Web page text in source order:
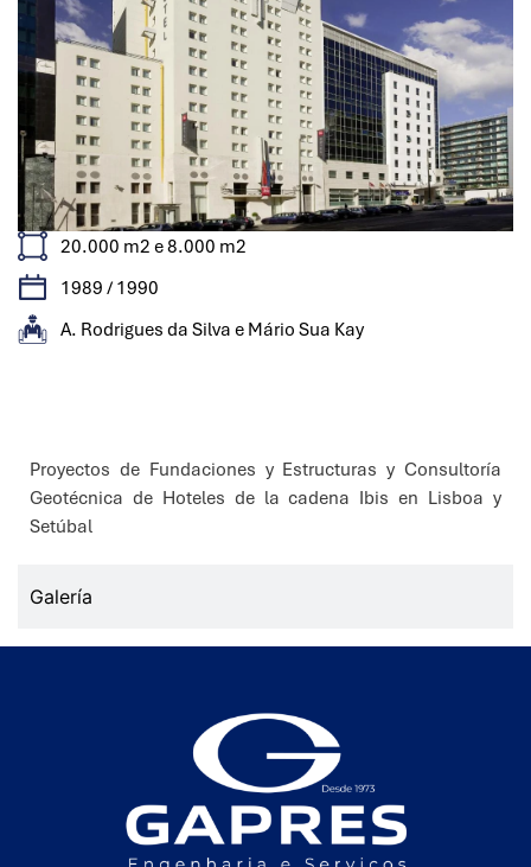
20.000 m2 e 8.000 m2
1989 / 1990
A. Rodrigues da Silva e Mário Sua Kay
Galería
Proyectos de Fundaciones y Estructuras y Consultoría
Geotécnica de Hoteles de la cadena Ibis en Lisboa y
Setúbal